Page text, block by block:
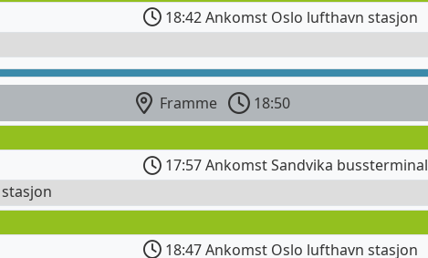
18:42 Ankomst Oslo lufthavn stasjon
Framme
18:50
17:57 Ankomst Sandvika bussterminal
18:47 Ankomst Oslo lufthavn stasjon